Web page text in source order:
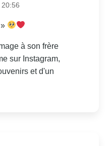
à son frère
sur Instagram,
et d'un